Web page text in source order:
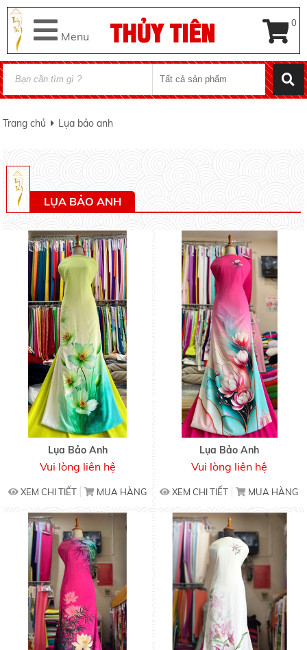
Menu THỦY TIÊN 0
Trang chủ Lụa bảo anh
LỤA BẢO ANH
Lụa Bảo Anh
Vui lòng liên hệ
XEM CHI TIẾT MUA HÀNG
Lụa Bảo Anh
Vui lòng liên hệ
XEM CHI TIẾT MUA HÀNG